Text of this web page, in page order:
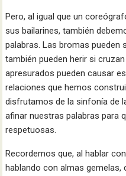
Pero, al igual que un
sus bailarines, también
palabras. Las bromas pueden
también pueden herir si
apresurados pueden causar
relaciones que hemos
disfrutamos de la sinfonía de
afinar nuestras palabras para
respetuosas.
Recordemos que, al hablar
hablando con almas